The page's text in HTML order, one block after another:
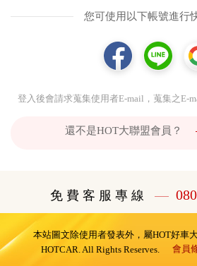
您可使用以下帳號進行
登入後會請求蒐集使用者E-mail，蒐集之E-
還不是HOT大聯盟會員？
免 費 客 服 專 線
本站圖文除使用者發表外，屬HOT好車
HOTCAR. All Rights Reserves.
會員